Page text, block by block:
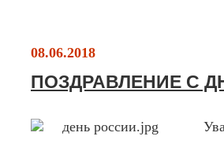
08.06.2018
ПОЗДРАВЛЕНИЕ С